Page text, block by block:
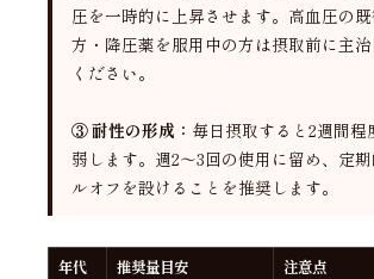
圧を一時的に上昇させます。高血圧の
方・降圧薬を服用中の方は摂取前に主
ください。
③ 耐性の形成： 毎日摂取すると2週間程
弱します。週2〜3回の使用に留め、定
ルオフを設けることを推奨します。
年代 推奨量目安
注意点